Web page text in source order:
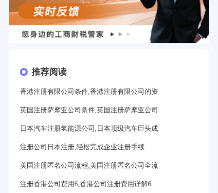
推荐阅读
香港注册有限公司条件,香港注册有限公司的资
英国注册萨摩亚公司条件,英国注册萨摩亚公司
日本汽车注册氢能源公司,日本顶级汽车巨头成
注册公司日本注册,轻松完成企业注册手续
美国注册匿名公司流程,美国注册匿名公司全流
注册香港公司费用6,香港公司注册费用详解6